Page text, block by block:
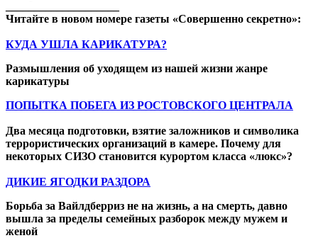
Читайте в новом номере газеты «Совершенно секретно»:
КУДА УШЛА КАРИКАТУРА?
Размышления об уходящем из нашей жизни жанре
карикатуры
ПОПЫТКА ПОБЕГА ИЗ РОСТОВСКОГО ЦЕНТРАЛА
Два месяца подготовки, взятие заложников и символика
террористических организаций в камере. Почему для
некоторых СИЗО становится курортом класса «люкс»?
ДИКИЕ ЯГОДКИ РАЗДОРА
Борьба за Вайлдберриз не на жизнь, а на смерть, давно
вышла за пределы семейных разборок между мужем и
женой